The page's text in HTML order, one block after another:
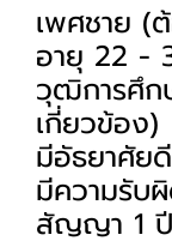
เพศชาย (
อายุ 22 -
วุฒิการศึก
เกี่ยวข้อง)
มีอัธยาศัย
มีความรับ
สัญญา 1